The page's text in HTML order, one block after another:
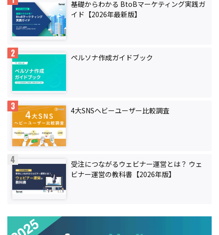
基礎からわかる BtoBマーケティング実践ガ
イド【2026年最新版】
ペルソナ作成ガイドブック
4大SNSヘビーユーザー比較調査
受注につながるウェビナー運営とは？ ウェ
ビナー運営の教科書【2026年版】